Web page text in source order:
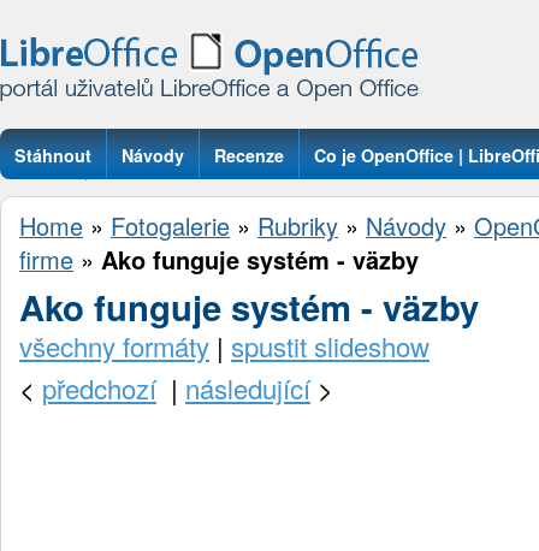
Stáhnout Návody Recenze Co je OpenOffice |
Otázky
Home » Fotogalerie » Rubriky » Návody »
firme » Ako funguje systém - väzby
Ako funguje systém - väzby
všechny formáty | spustit slideshow
< předchozí| následující>